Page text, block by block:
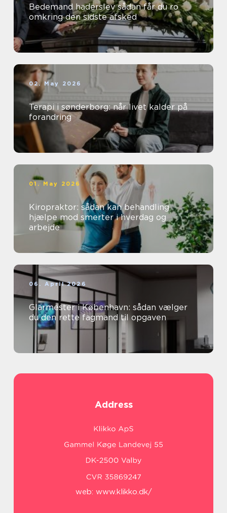
Bedemand haderslev sådan får du ro
omkring den sidste afsked
02. May 2026
Terapi i sønderborg: når livet kalder på
forandring
01. May 2026
Kiropraktor: sådan kan behandling
hjælpe mod smerter i hverdag og
arbejde
06. April 2026
Glarmester i København: sådan vælger
du den rette fagmand til opgaven
Address
web: www.klikko.dk/